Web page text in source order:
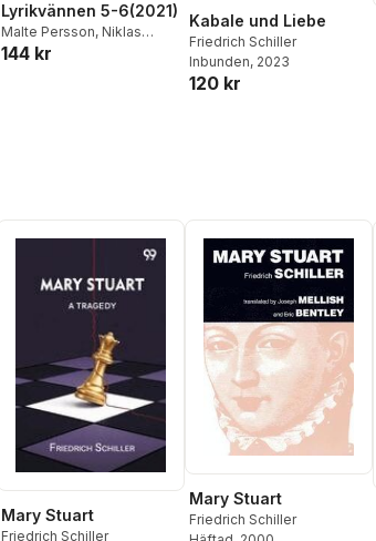
Lyrikvännen 5-6(2021)
Malte Persson, Niklas
Haga ,Rebecka Kärde
Folkhammar ,Naima
,Elisabeth
144 kr
Kabale und Liebe
Friedrich Schiller
Inbunden, 2023
120 kr
Mary Stuart
Friedrich Schiller
Mary Stuart
Friedrich Schiller